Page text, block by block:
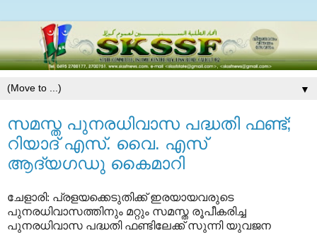
▼
സമസ്ത പുനരധിവാസ പദ്ധതി ഫണ്ട്;
റിയാദ് എസ്. വൈ. എസ്
ആദ്യഗഡു കൈമാറി
ചേളാരി: പ്രളയക്കെടുതിക്ക് ഇരയായവരുടെ
പുനരധിവാസത്തിനും മറ്റും സമസ്ത രൂപീകരിച്ച
പുനരധിവാസ പദ്ധതി ഫണ്ടിലേക്ക് സുന്നി യുവജന